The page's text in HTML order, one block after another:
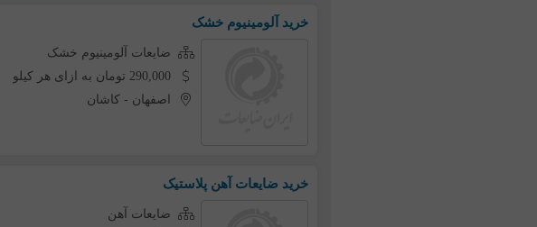
خرید آلومینیوم خشک
ضایعات آلومینیوم خشک
290,000 تومان به ازای هر کیلو
اصفهان -کاشان
خرید ضایعات آهن پلاستیک
ضایعات آهن